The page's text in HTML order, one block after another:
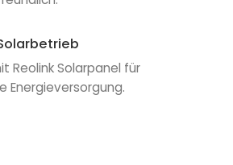
Reolink Solarpanel für
Energieversorgung.